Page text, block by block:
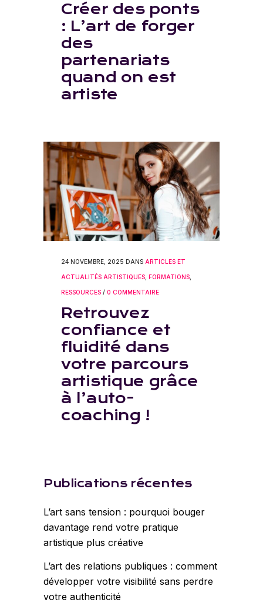
Créer des ponts
: L’art de forger
des
partenariats
quand on est
artiste
24 NOVEMBRE, 2025 DANS ARTICLES ET
ACTUALITÉS ARTISTIQUES FORMATIONS
RESSOURCES / 0 COMMENTAIRE
Retrouvez
confiance et
fluidité dans
votre parcours
artistique grâce
à l’auto-
coaching !
Publications récentes
L’art sans tension : pourquoi bouger
davantage rend votre pratique
artistique plus créative
L’art des relations publiques : comment
développer votre visibilité sans perdre
votre authenticité